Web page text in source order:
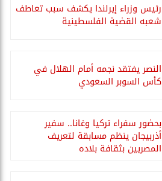
رئيس وزراء إيرلندا يكشف سبب تعاطف
شعبه القضية الفلسطينية
النصر يفتقد نجمه أمام الهلال في
كأس السوبر السعودي
بحضور سفراء تركيا وغانا.. سفير
أذربيجان ينظم مسابقة لتعريف
المصريين بثقافة بلاده